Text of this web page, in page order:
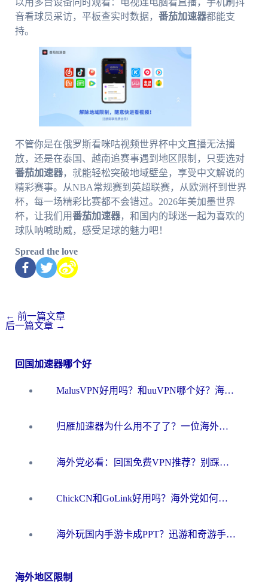
以用多台设备同时观看：电视连电脑看直播，手机刷抖
音看球员采访，平板查实时数据， 番茄加速器都能支
持。
不管你是在俄罗斯看咪咕视频世界杯中文直播无法播
放，还是在泰国、越南追赛事遇到地区限制，只要选对
番茄加速器，就能轻松突破地域壁垒，享受中文解说的
精彩赛事。从NBA常规赛到英超联赛，从欧洲杯到世界
杯，每一场精彩比赛都不会错过。2026年美加墨世界
杯，让我们用番茄加速器，和国内的球迷一起为喜欢的
球队呐喊助威，感受足球的魅力吧！
Spread the love
← 前一篇文章
后一篇文章 →
回国加速器哪个好
MalusVPN好用吗？和uuVPN哪个好？海外党无缝访问国内资源的真实对比与选择指南
归雁加速器为什么用不了了？一位海外游子的真实困惑与技术解答
海外党必看：回国免费VPN推荐？别踩坑！教你选对加速器无缝刷国内资源
ChickCN和GoLink好用吗？海外党如何选对回国加速器
海外玩国内手游卡成PPT？迅游和奇游手游哪个好？一篇讲透回国加速器怎么选
海外地区限制